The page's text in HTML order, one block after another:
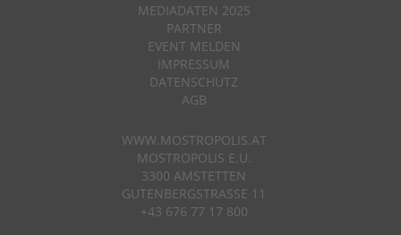
MEDIADATEN 2025
PARTNER
EVENT MELDEN
IMPRESSUM
DATENSCHUTZ
AGB
WWW.MOSTROPOLIS.AT
MOSTROPOLIS E.U.
3300 AMSTETTEN
GUTENBERGSTRASSE 11
+43 676 77 17 800